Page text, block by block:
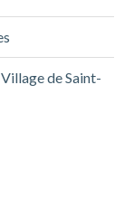
de Saint-